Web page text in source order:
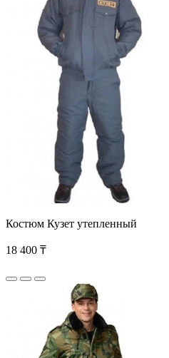
Костюм Кузет утепленный
18 400 ₸